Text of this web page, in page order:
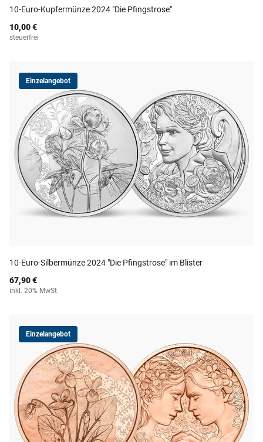
10-Euro-Kupfermünze 2024 "Die Pfingstrose"
10,00 €
steuerfrei
Einzelangebot
10-Euro-Silbermünze 2024 "Die Pfingstrose" im Blister
67,90 €
inkl. 20% MwSt.
Einzelangebot